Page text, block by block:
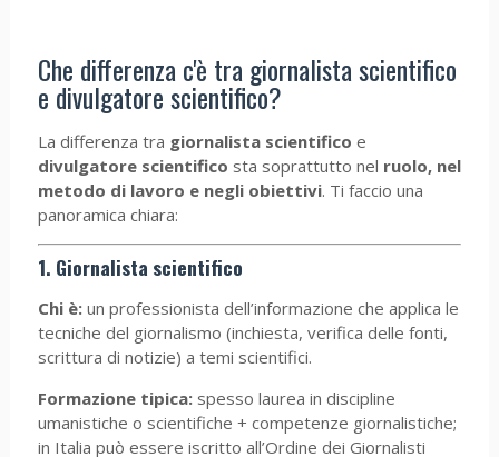
Che differenza c'è tra giornalista scientifico
e divulgatore scientifico?
La differenza tra giornalista scientifico e
divulgatore scientifico sta soprattutto nel ruolo, nel
metodo di lavoro e negli obiettivi. Ti faccio una
panoramica chiara:
1. Giornalista scientifico
Chi è:un professionista dell’informazione che applica le
tecniche del giornalismo (inchiesta, verifica delle fonti,
scrittura di notizie) a temi scientifici.
Formazione tipica:spesso laurea in discipline
umanistiche o scientifiche + competenze giornalistiche;
in Italia può essere iscritto all’Ordine dei Giornalisti